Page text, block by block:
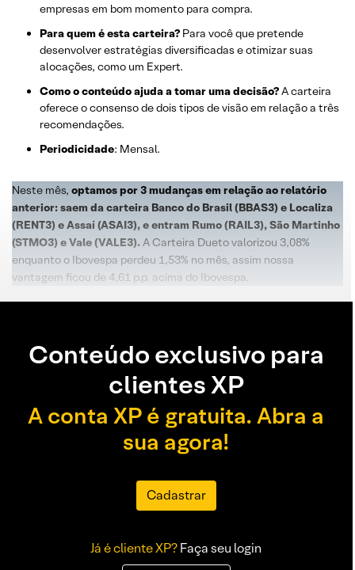
empresas em bom momento para compra.
Para quem é esta carteira? Para você que pretende
desenvolver estratégias diversificadas e otimizar suas
alocações, como um Expert.
Como o conteúdo ajuda a tomar uma decisão?A carteira
oferece o consenso de dois tipos de visão em relação a três
recomendações.
Periodicidade: Mensal.
Neste mês, optamos por 3 mudanças em relação ao relatório
anterior: saem da carteira Banco do Brasil (BBAS3) e Localiza
(RENT3) e Assaí (ASAI3), e entram Rumo (RAIL3), São Martinho
(STMO3) e Vale (VALE3).A Carteira Dueto valorizou 3,08%
enquanto o Ibovespa perdeu 1,53% no mês, assim nossa
vantagem ficou de 4,61 p.p. acima do Ibovespa.
Conteúdo exclusivo para
clientes XP
A conta XP é gratuita. Abra a
sua agora!
Cadastrar
Já é cliente XP?Faça seu login